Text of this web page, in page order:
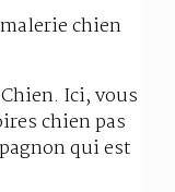
chien
Ici, vous
chien pas
qui est